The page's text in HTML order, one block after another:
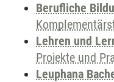
Berufliche
Lehren und
Projekte und
Leuphana